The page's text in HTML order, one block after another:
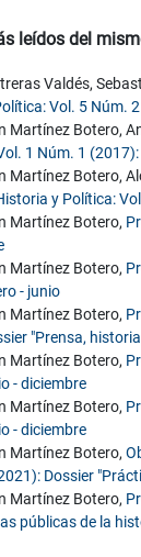
leídos del
Valdés,
Vol. 5 Núm.
Martínez Botero,
1 Núm. 1
Martínez Botero,
y Política:
Martínez Botero,
Martínez Botero,
- junio
Martínez Botero,
"Prensa,
Martínez Botero,
- diciembre
Martínez Botero,
- diciembre
Martínez Botero,
Dossier
Martínez Botero,
públicas de la